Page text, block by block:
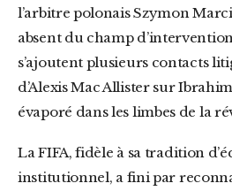
l’arbitre polonais Szymon
absent du champ
s’ajoutent plusieurs contacts
d’Alexis Mac Allister sur
évaporé dans les limbes de la
La FIFA, fidèle à sa tradition d’équilibrisme
institutionnel, a fini par